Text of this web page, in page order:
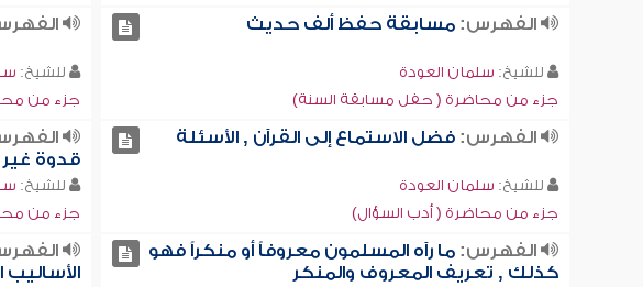
الفهرس:مسابقة حفظ ألف حديث
للشيخ: سلمان العودة
جزء من محاضرة ( حفل مسابقة السنة)
للشيخ:
جزء من
الفهرس:فضل الاستماع إلى القرآن , الأسئلة
للشيخ: سلمان العودة
جزء من محاضرة ( أدب السؤال)
قدوة غير
للشيخ:
جزء من
الفهرس:ما رآه المسلمون معروفاً أو منكراً فهو
كذلك , تعريف المعروف والمنكر